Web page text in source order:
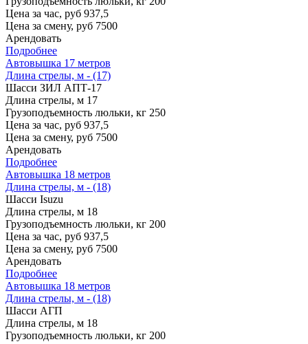
Цена за час, руб 937,5
Цена за смену, руб 7500
Арендовать
Подробнее
Автовышка 17 метров
Длина стрелы, м - (17)
Шасси ЗИЛ АПТ-17
Длина стрелы, м 17
Грузоподъемность люльки, кг 250
Цена за час, руб 937,5
Цена за смену, руб 7500
Арендовать
Подробнее
Автовышка 18 метров
Длина стрелы, м - (18)
Шасси Isuzu
Длина стрелы, м 18
Грузоподъемность люльки, кг 200
Цена за час, руб 937,5
Цена за смену, руб 7500
Арендовать
Подробнее
Автовышка 18 метров
Длина стрелы, м - (18)
Шасси АГП
Длина стрелы, м 18
Грузоподъемность люльки, кг 200